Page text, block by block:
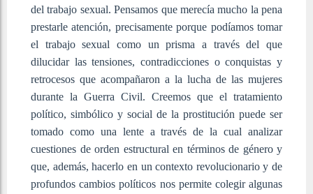
del trabajo sexual. Pensamos que merecía mucho la pena
prestarle atención, precisamente porque podíamos tomar
el trabajo sexual como un prisma a través del que
dilucidar las tensiones, contradicciones o conquistas y
retrocesos que acompañaron a la lucha de las mujeres
durante la Guerra Civil. Creemos que el tratamiento
político, simbólico y social de la prostitución puede ser
tomado como una lente a través de la cual analizar
cuestiones de orden estructural en términos de género y
que, además, hacerlo en un contexto revolucionario y de
profundos cambios políticos nos permite colegir algunas